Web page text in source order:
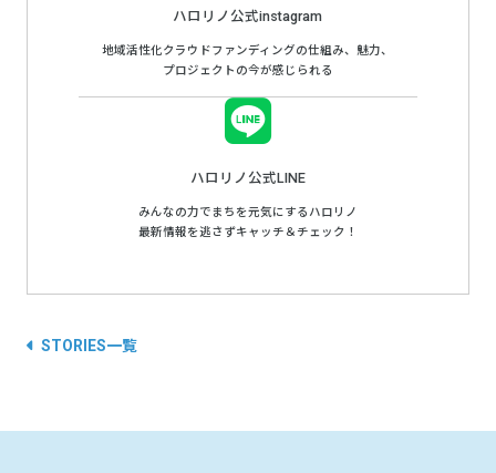
ハロリノ公式instagram
地域活性化クラウドファンディングの仕組み、魅力、
プロジェクトの今が感じられる
ハロリノ公式LINE
みんなの力でまちを元気にするハロリノ
最新情報を逃さずキャッチ＆チェック！
STORIES一覧